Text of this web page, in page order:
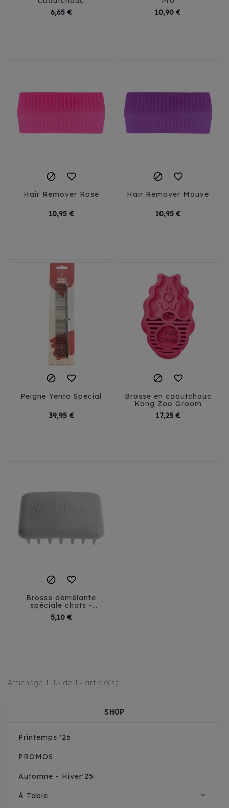
6,65 €Prix
10,90 €
 
Hair Remover Rose
10,95 €Prix
 
Hair Remover Mauve
10,95 €Prix
 
Peigne Yento Special
39,95 €Prix
 
Brosse en caoutchouc
Kong Zoo Groom
17,25 €Prix
 
Brosse démêlante
spéciale chats -
versions Douce &
Dure
5,10 €Prix
Affichage 1-15 de 15 article(s)
SHOP
Printemps '26
PROMOS
Automne - Hiver'25
À Table expand_more